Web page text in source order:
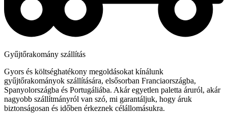
Gyűjtőrakomány szállítás
Gyors és költséghatékony megoldásokat kínálunk
gyűjtőrakományok szállítására, elsősorban Franciaországba,
Spanyolországba és Portugáliába. Akár egyetlen paletta áruról, akár
nagyobb szállítmányról van szó, mi garantáljuk, hogy áruk
biztonságosan és időben érkeznek célállomásukra.